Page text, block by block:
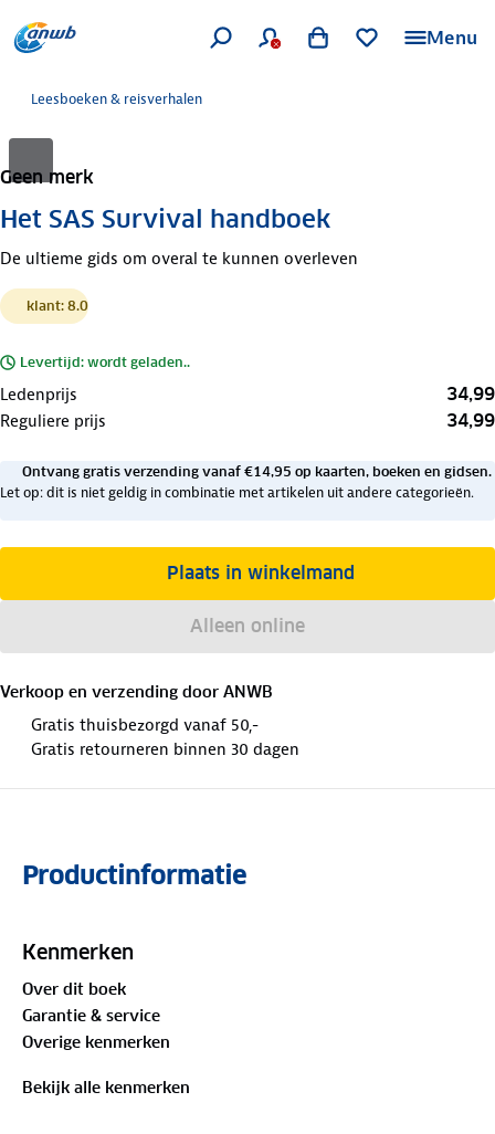
Menu
Leesboeken & reisverhalen
Geen merk
Het SAS Survival handboek
De ultieme gids om overal te kunnen overleven
klant: 8.0
Levertijd: wordt geladen..
Ledenprijs 34,99
Reguliere prijs 34,99
Ontvang gratis verzending vanaf €14,95 op kaarten, boeken en gidsen.
Let op: dit is niet geldig in combinatie met artikelen uit andere categorieën.
Plaats in winkelmand
Alleen online
Verkoop en verzending door ANWB
Gratis thuisbezorgd vanaf 50,-
Gratis retourneren binnen 30 dagen
Productinformatie
Kenmerken
Over dit boek
Garantie & service
Overige kenmerken
Bekijk alle kenmerken